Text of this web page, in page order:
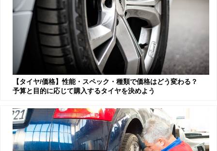
【タイヤ/価格】性能・スペック・種類で価格はどう変わる？
予算と目的に応じて購入するタイヤを決めよう